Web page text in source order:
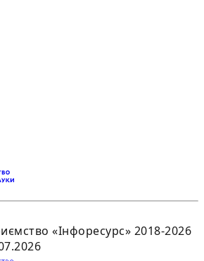
«Інфоресурс» 2018-2026